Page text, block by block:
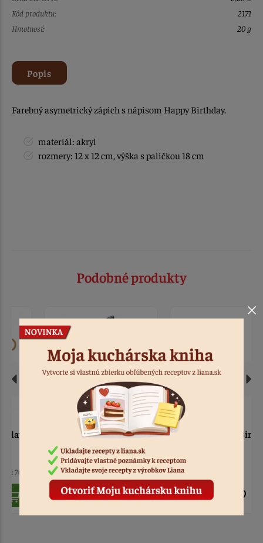
Kód produktu:
2171
Hmotnosť:
20 g
Popis
Farebný asymetrický zápich s nápisom Happy Birthday.
materiál: akryl
rozmery: 12 x 12 cm, výška s paličkou 18 cm
Podobné produkty
Zápich - Happy Birthday
modrá mašľa
Kód: 2173
Zápich - Happy Birthday,
6 ks
1,70 €